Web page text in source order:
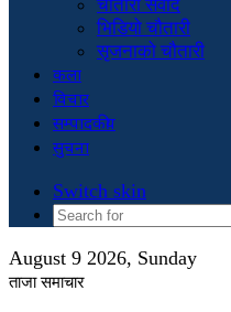
चौतारी संवाद
भिडियो चौतारी
सृजनाको चौतारी
कला
विचार
सम्पादकीय
सुचना
Switch skin
August 9 2026, Sunday
ताजा समाचार